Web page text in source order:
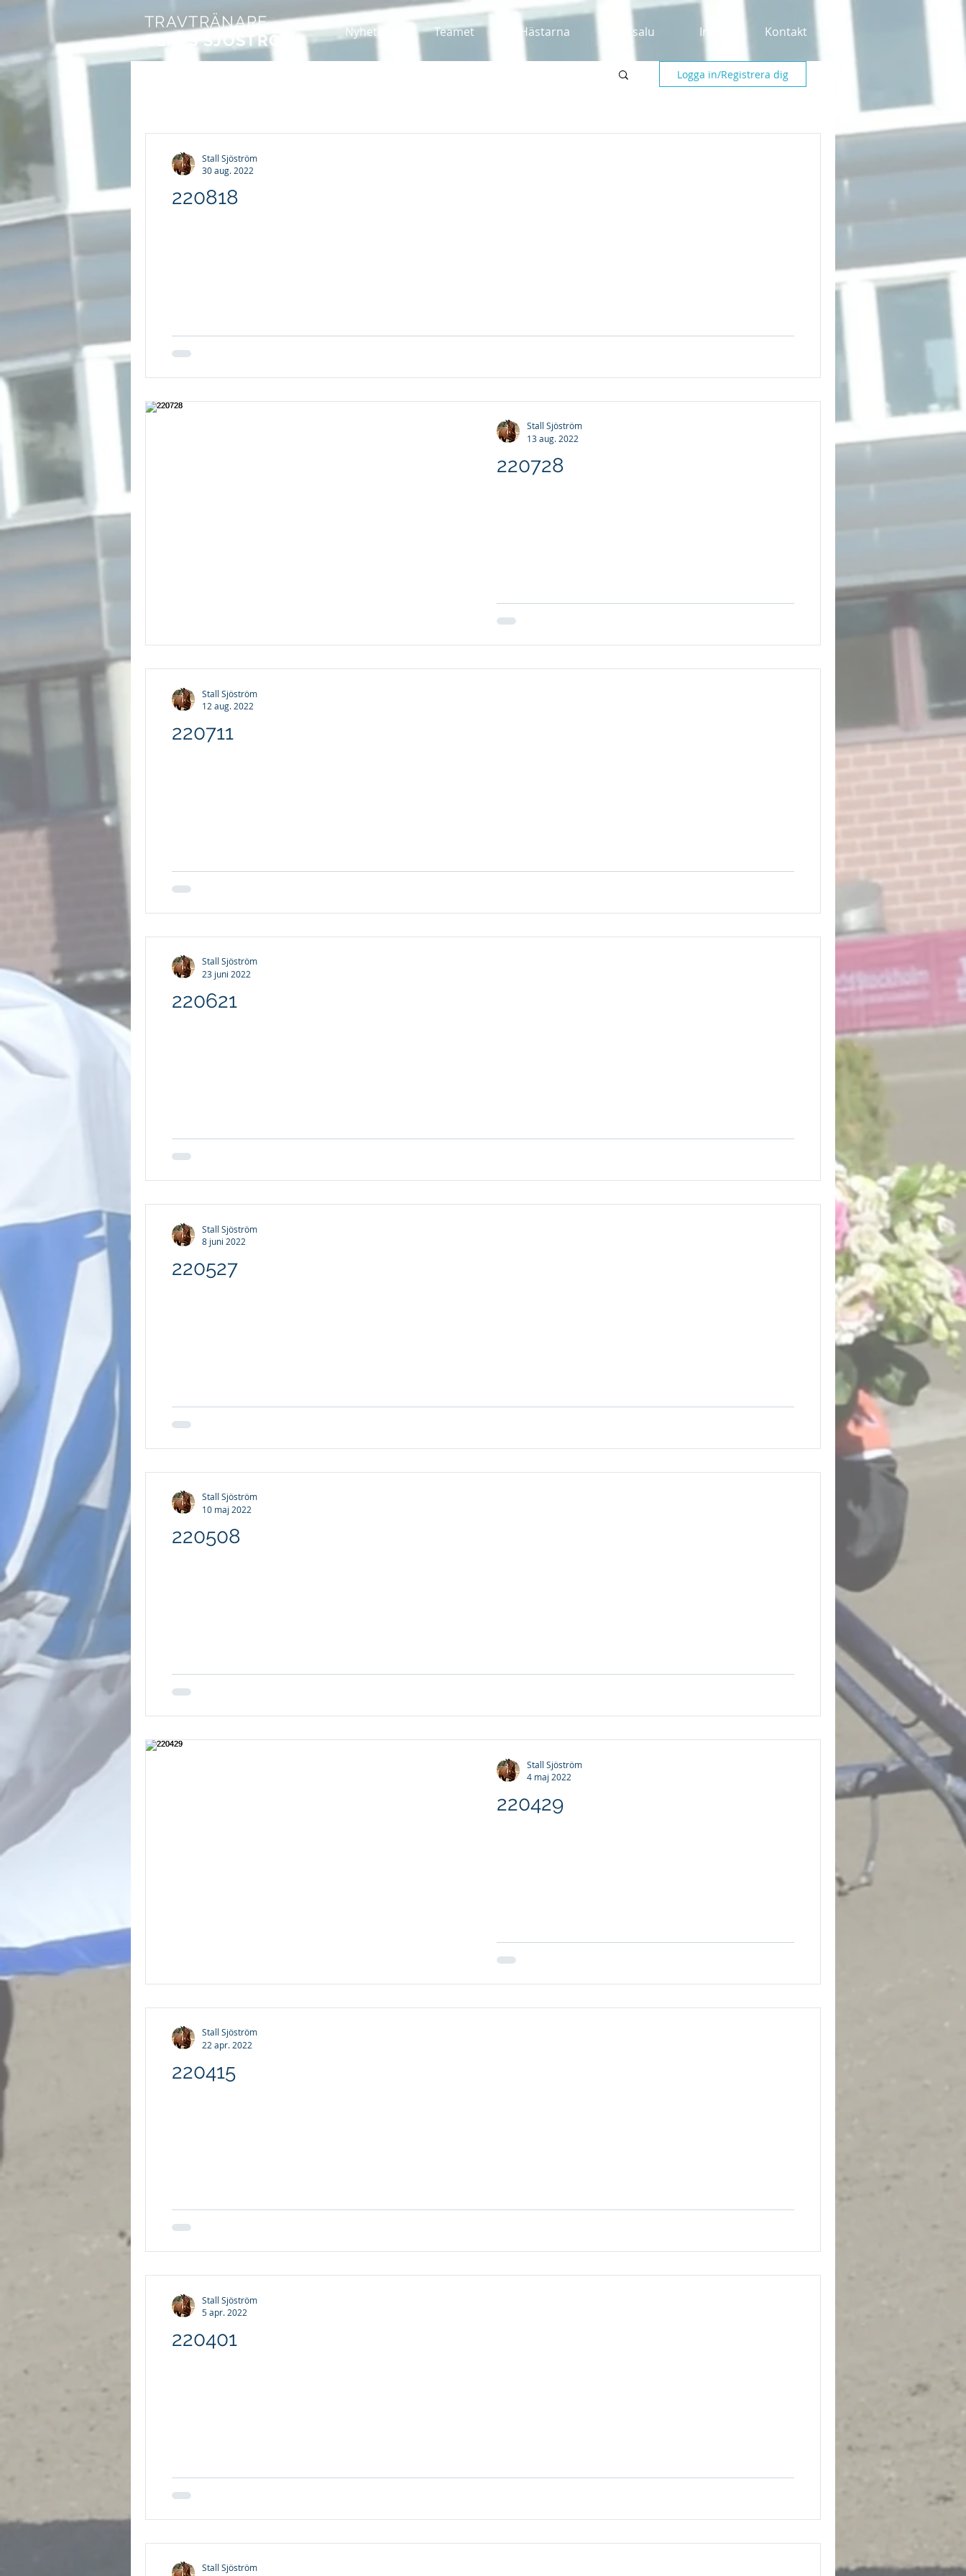
TRAVTRÄNARE
CLAES SJÖSTRÖM
Nyheter Teamet Hästarna Till salu Info Kontakt
Logga in/Registrera dig
220818
Stall Sjöström
30 aug. 2022
220728
Stall Sjöström
13 aug. 2022
220711
Stall Sjöström
12 aug. 2022
220621
Stall Sjöström
23 juni 2022
220527
Stall Sjöström
8 juni 2022
220508
Stall Sjöström
10 maj 2022
220429
Stall Sjöström
4 maj 2022
220415
Stall Sjöström
22 apr. 2022
220401
Stall Sjöström
5 apr. 2022
Stall Sjöström